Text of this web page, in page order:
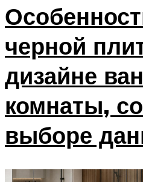
черной
дизайне
комнаты,
выборе